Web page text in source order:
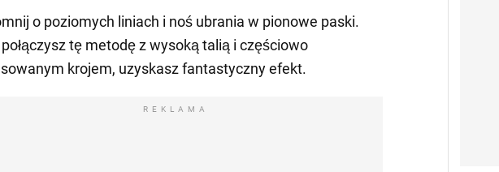
o poziomych liniach i noś ubrania w pionowe paski.
tę metodę z wysoką talią i częściowo
krojem, uzyskasz fantastyczny efekt.
REKLAMA